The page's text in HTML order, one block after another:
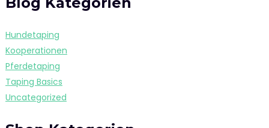
Hundetaping
Kooperationen
Pferdetaping
Taping Basics
Uncategorized